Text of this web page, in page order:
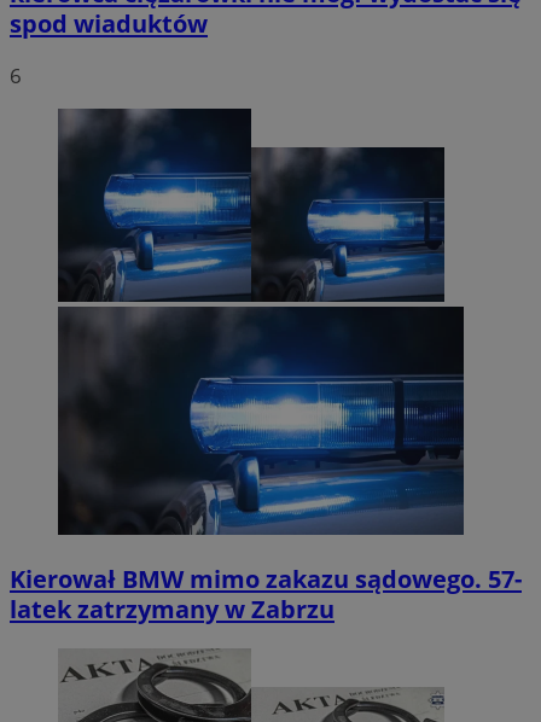
spod wiaduktów
6
Kierował BMW mimo zakazu sądowego. 57-
latek zatrzymany w Zabrzu